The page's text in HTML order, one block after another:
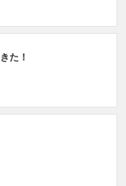
た！